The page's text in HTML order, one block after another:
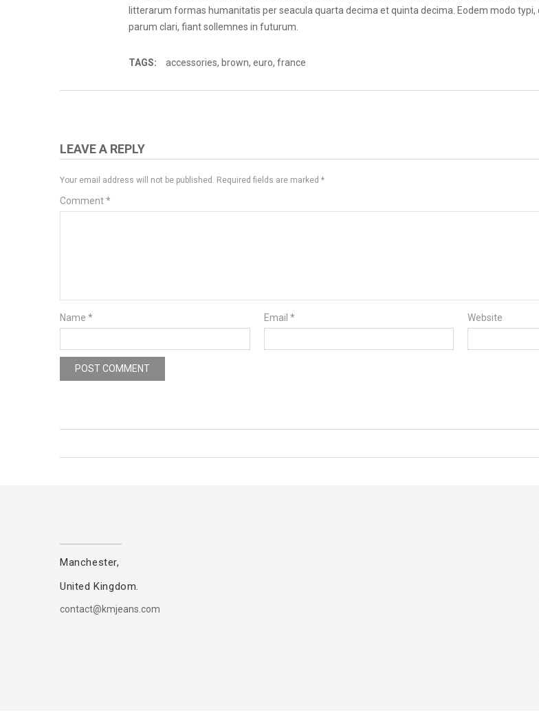
litterarum formas humanitatis per seacula quarta decima et quinta decima. Eodem modo typi,
parum clari, fiant sollemnes in futurum.
TAGS: accessories, brown, euro, france
LEAVE A REPLY
Your email address will not be published. Required fields are marked *
Comment*
Name * Email * Website
Manchester,
United Kingdom.
contact@kmjeans.com